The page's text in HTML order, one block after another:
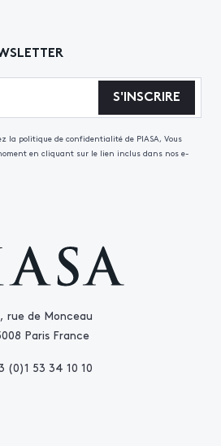
rue de Monceau
Paris France
(0)1 53 34 10 10
S'INSCRIRE
la politique de confidentialité de PIASA, Vous
en cliquant sur le lien inclus dans nos e-